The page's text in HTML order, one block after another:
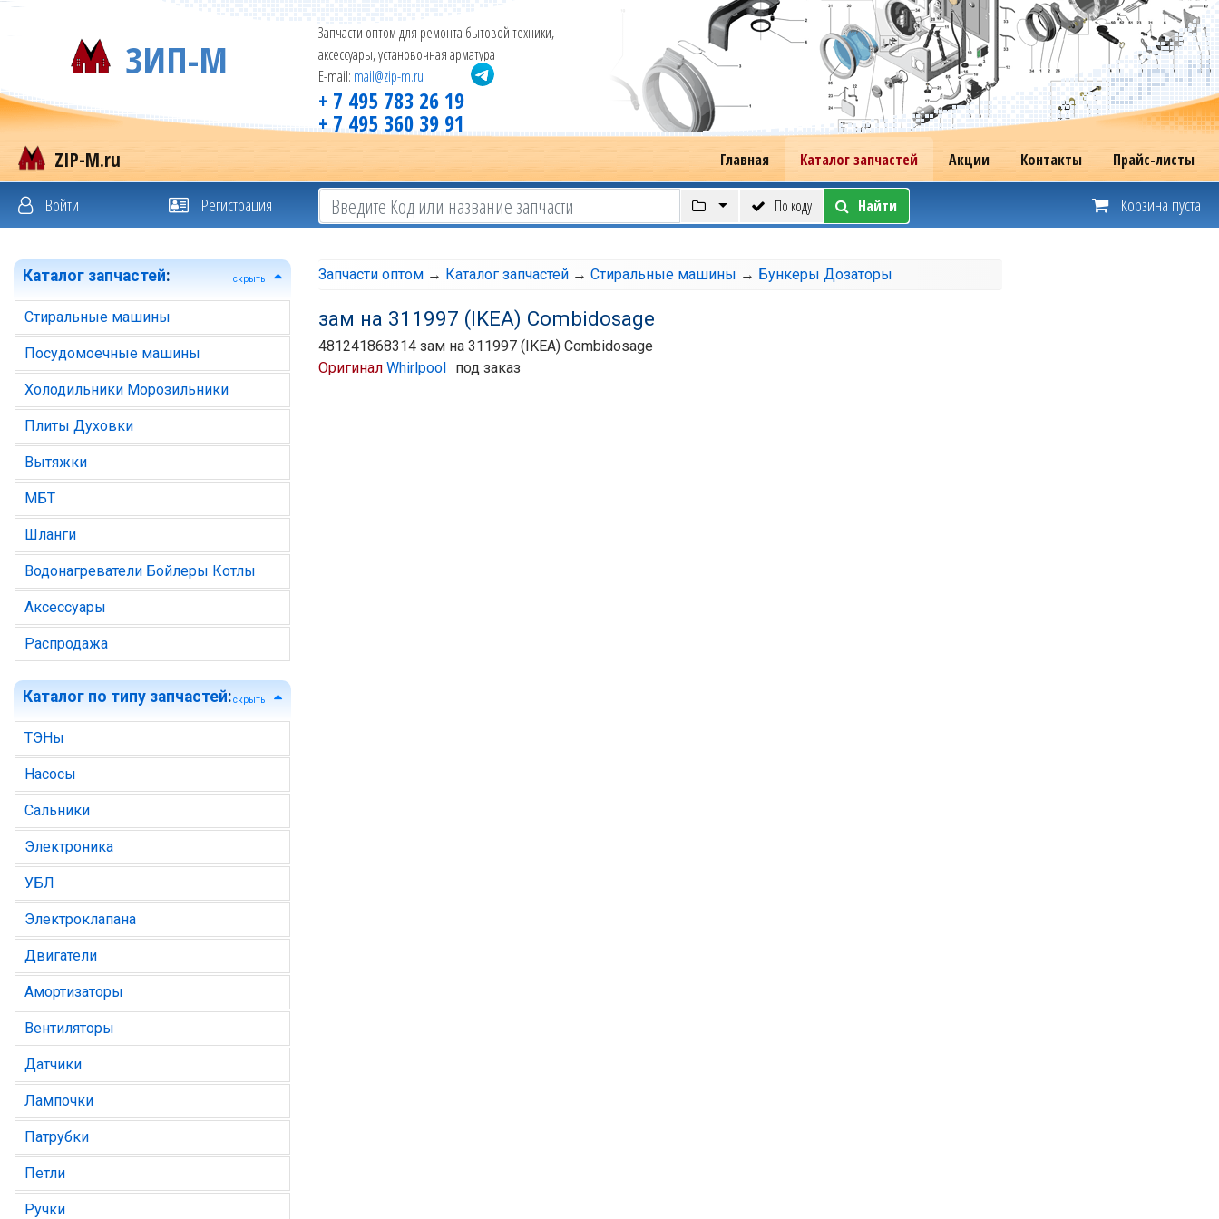
ЗИП-М
Запчасти оптом для ремонта бытовой техники,
аксессуары, установочная арматура
E-mail: mail@zip-m.ru
+ 7 495 783 26 19
+ 7 495 360 39 91
ZIP-M.ru Главная Каталог запчастей Акции Контакты Прайс-листы
Войти Регистрация По коду Найти Корзина пуста
Каталог запчастей: скрыть
Стиральные машины
Посудомоечные машины
Холодильники Морозильники
Плиты Духовки
Вытяжки
МБТ
Шланги
Водонагреватели Бойлеры Котлы
Аксессуары
Распродажа
Каталог по типу запчастей:скрыть
ТЭНы
Насосы
Сальники
Электроника
УБЛ
Электроклапана
Двигатели
Амортизаторы
Вентиляторы
Датчики
Лампочки
Патрубки
Петли
Ручки
Запчасти оптом → Каталог запчастей → Стиральные машины → Бункеры Дозаторы
зам на 311997 (IKEA) Combidosage
481241868314 зам на 311997 (IKEA) Combidosage
Оригинал Whirlpool под заказ